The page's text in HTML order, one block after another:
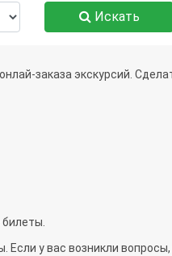
Искать
заказа экскурсий.
Если у вас возникли